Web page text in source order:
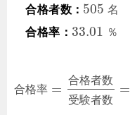
合格者数： 505 名
合格率： 33.01 ％
合格率 =
合格者数
受験者数
=